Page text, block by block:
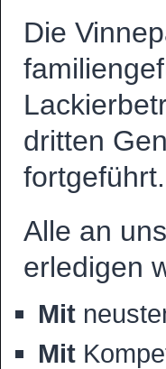
Die
dritten
fortgeführt.
Alle an
erledigen
Mit
Mit